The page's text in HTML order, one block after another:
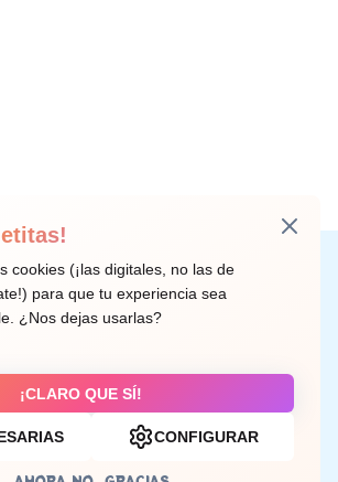
Correo electrónico
de la Fuente, 8 València
Aviso legal
cookies (¡las digitales, no las de
para que tu experiencia sea
¿Nos dejas usarlas?
¡CLARO QUE SÍ!
CONFIGURAR